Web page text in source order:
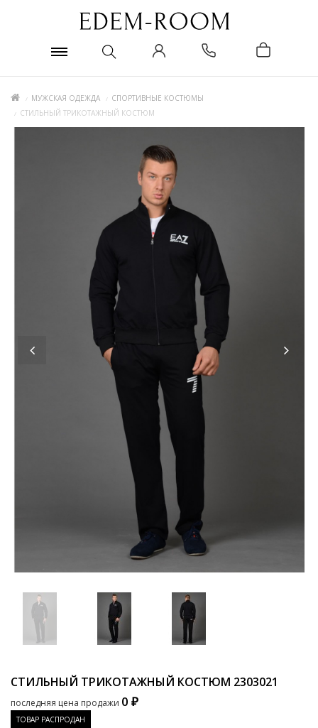
МУЖСКАЯ ОДЕЖДА
СПОРТИВНЫЕ КОСТЮМЫ
СТИЛЬНЫЙ ТРИКОТАЖНЫЙ КОСТЮМ
СТИЛЬНЫЙ ТРИКОТАЖНЫЙ КОСТЮМ 2303021
последняя цена продажи 0 ₽
ТОВАР РАСПРОДАН